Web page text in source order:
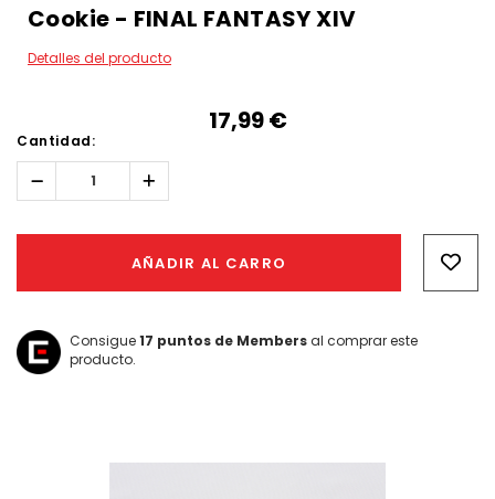
Cookie - FINAL FANTASY XIV
Detalles del producto
17,99‎ ‎€
Cantidad:
Reducir
cantidad:
Aumentar
la
cantidad:
AÑADIR AL CARRO
Consigue17 puntos de Membersal comprar este
producto.